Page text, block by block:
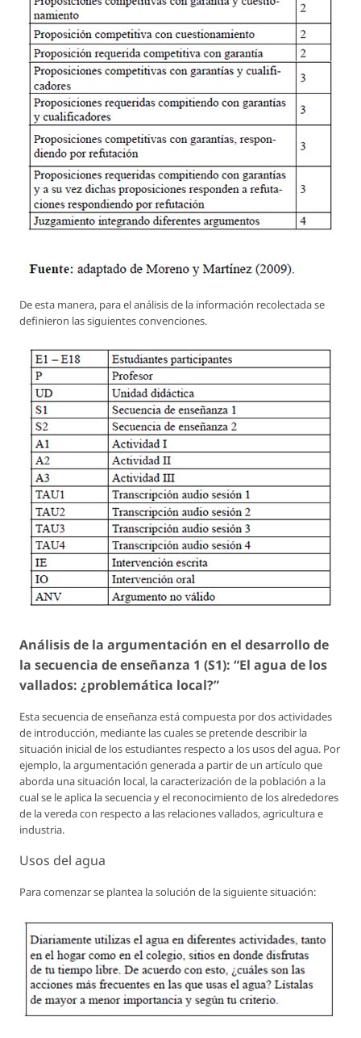
De esta manera, para el análisis de la información recolectada se
definieron las siguientes convenciones.
Análisis de la argumentación en el desarrollo de
la secuencia de enseñanza 1 (S1): “El agua de los
vallados: ¿problemática local?”
Esta secuencia de enseñanza está compuesta por dos actividades
de introducción, mediante las cuales se pretende describir la
situación inicial de los estudiantes respecto a los usos del agua. Por
ejemplo, la argumentación generada a partir de un artículo que
aborda una situación local, la caracterización de la población a la
cual se le aplica la secuencia y el reconocimiento de los alrededores
de la vereda con respecto a las relaciones vallados, agricultura e
industria.
Usos del agua
Para comenzar se plantea la solución de la siguiente situación: